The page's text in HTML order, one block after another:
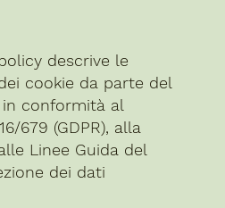
descrive le
cookie da parte del
in conformità al
679 (GDPR), alla
Linee Guida del
dei dati